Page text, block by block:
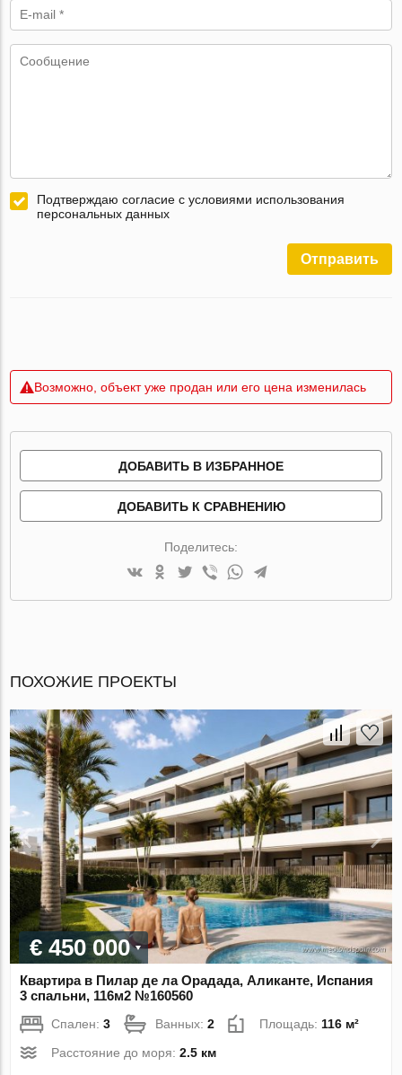
Подтверждаю согласие с условиями использования
персональных данных
Отправить
Возможно, объект уже продан или его цена изменилась
ДОБАВИТЬ В ИЗБРАННОЕ
ДОБАВИТЬ К СРАВНЕНИЮ
Поделитесь:
ПОХОЖИЕ ПРОЕКТЫ
€ 450 000
Квартира в Пилар де ла Орадада, Аликанте, Испания
3 спальни, 116м2 №160560
Спален:3 Ванных:2 Площадь:116 м²
Расстояние до моря:2.5 км